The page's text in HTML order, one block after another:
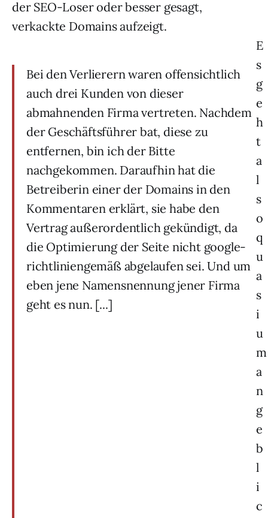
der SEO-Loser oder besser gesagt,
verkackte Domains aufzeigt.
Bei den Verlierern waren offensichtlich
auch drei Kunden von dieser
abmahnenden Firma vertreten. Nachdem
der Geschäftsführer bat, diese zu
entfernen, bin ich der Bitte
nachgekommen. Daraufhin hat die
Betreiberin einer der Domains in den
Kommentaren erklärt, sie habe den
Vertrag außerordentlich gekündigt, da
die Optimierung der Seite nicht google-
richtliniengemäß abgelaufen sei. Und um
eben jene Namensnennung jener Firma
geht es nun. [...]
E
s
g
e
h
t
a
l
s
o
q
u
a
s
i
u
m
a
n
g
e
b
l
i
c